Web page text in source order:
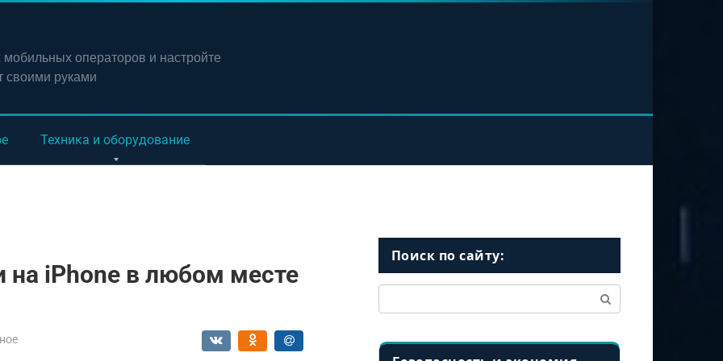
мобильных операторов и настройте
своими руками
Техника и оборудование
на iPhone в любом месте
Поиск по сайту: